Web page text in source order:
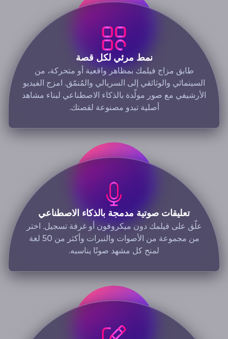
نمط مرئي لكل قصة
طابق مزاج فيلمك بمظاهر واقعية أو متحركة، من
السينمائي والوثائقي إلى السريالي والمُنمّق. امزج الفيديو
الأرشيفي مع صور مولّدة بالذكاء الاصطناعي لبناء مشاهد
أصلية تبدو مصنوعة لقصتك.
تعليقات صوتية مدمجة بالذكاء الاصطناعي
علّق على فيلمك دون ميكروفون أو غرفة تسجيل. اختر
من مجموعة من الأصوات والنبرات وأكثر من 50 لغة
لمنح كل مشهد صوتًا يناسبه.